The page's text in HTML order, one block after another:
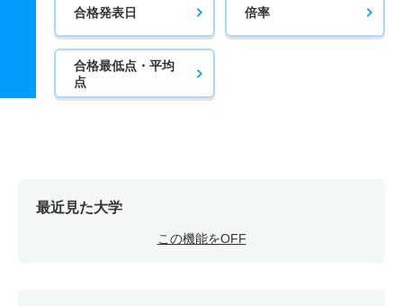
合格発表日 倍率
合格最低点・平均
点
最近見た大学
この機能をOFF